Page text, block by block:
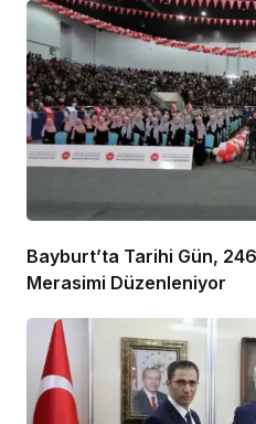
Bayburt’ta Tarihi Gün,
Merasimi Düzenleniyor